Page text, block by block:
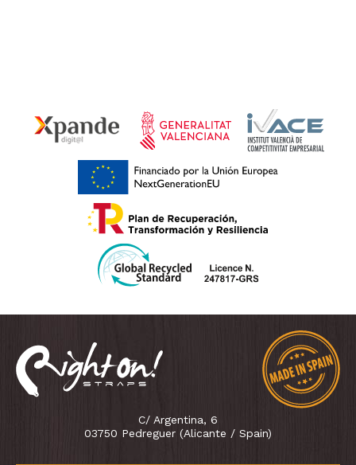
C/ Argentina, 6
03750 Pedreguer (Alicante / Spain)